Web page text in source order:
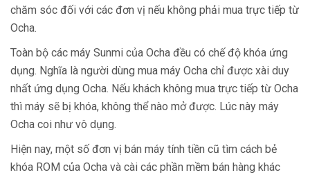
chăm sóc đối với các đơn vị nếu không phải mua trực tiếp từ
Ocha.
Toàn bộ các máy Sunmi của Ocha đều có chế độ khóa ứng
dụng. Nghĩa là người dùng mua máy Ocha chỉ được xài duy
nhất ứng dụng Ocha. Nếu khách không mua trực tiếp từ Ocha
thì máy sẽ bị khóa, không thể nào mở được. Lúc này máy
Ocha coi như vô dụng.
Hiện nay, một số đơn vị bán máy tính tiền cũ tìm cách bẻ
khóa ROM của Ocha và cài các phần mềm bán hàng khác